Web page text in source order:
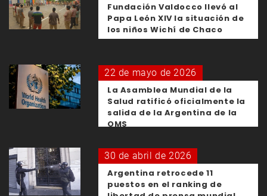
Fundación Valdocco llevó al
Papa León XIV la situación de
los niños Wichí de Chaco
22 de mayo de 2026
La Asamblea Mundial de la
Salud ratificó oficialmente la
salida de la Argentina de la
OMS
30 de abril de 2026
Argentina retrocede 11
puestos en el ranking de